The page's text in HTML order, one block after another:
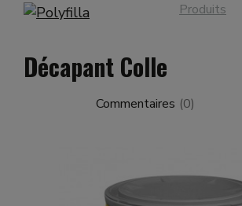
Produits
Décapant Colle
Commentaires (0)